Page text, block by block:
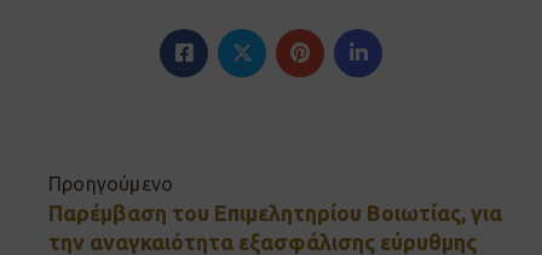
Προηγούμενο
Παρέμβαση του Επιμελητηρίου Βοιωτίας, για
την αναγκαιότητα εξασφάλισης εύρυθμης